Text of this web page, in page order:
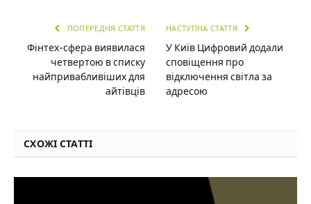
ПОПЕРЕДНЯ СТАТТЯ
Фінтех-сфера виявилася
четвертою в списку
найпривабливіших для
айтівців
НАСТУПНА СТАТТЯ
У Київ Цифровий додали
сповіщення про
відключення світла за
адресою
СХОЖІ СТАТТІ